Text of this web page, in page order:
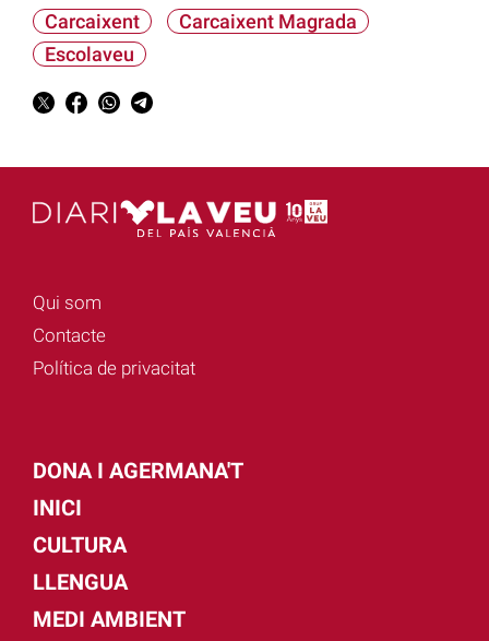
Carcaixent
Carcaixent Magrada
Escolaveu
Qui som
Contacte
Política de privacitat
DONA I AGERMANA'T
INICI
CULTURA
LLENGUA
MEDI AMBIENT